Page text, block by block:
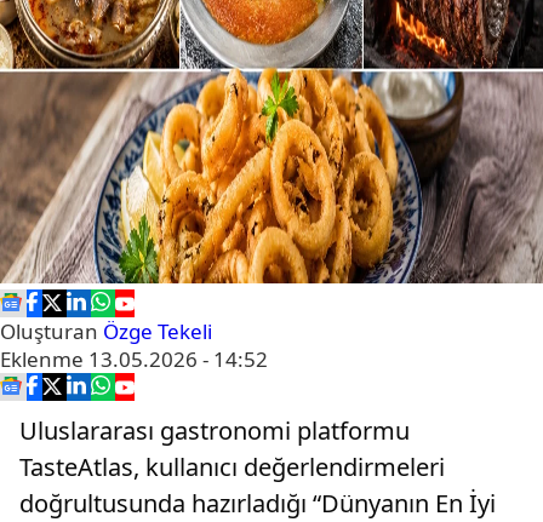
Oluşturan Özge Tekeli
Eklenme 13.05.2026 - 14:52
Uluslararası gastronomi platformu
TasteAtlas, kullanıcı değerlendirmeleri
doğrultusunda hazırladığı “Dünyanın En İyi